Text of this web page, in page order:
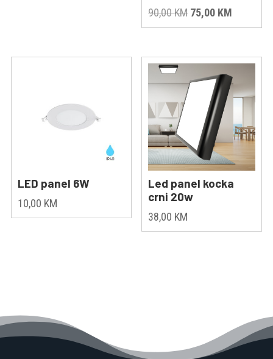
90,00KM Original
price
90,00 KM.
75,00 KM
price
75,00
LED panel 6W
10,00 KM
Led panel kocka
crni 20w
38,00 KM